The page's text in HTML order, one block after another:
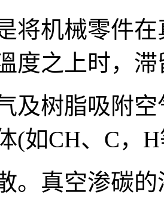
将机械零件
度之上时，
及树脂吸附
(如CH、C，
。真空渗碳